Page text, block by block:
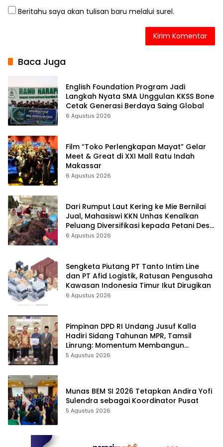
Beritahu saya akan tulisan baru melalui surel.
Baca Juga
English Foundation Program Jadi
Langkah Nyata SMA Unggulan KKSS Bone
Cetak Generasi Berdaya Saing Global
6 Agustus 2026
Film “Toko Perlengkapan Mayat” Gelar
Meet & Great di XXI Mall Ratu Indah
Makassar
6 Agustus 2026
Dari Rumput Laut Kering ke Mie Bernilai
Jual, Mahasiswi KKN Unhas Kenalkan
Peluang Diversifikasi kepada Petani Desa
Baruga
6 Agustus 2026
Sengketa Piutang PT Tanto Intim Line
dan PT Afid Logistik, Ratusan Pengusaha
Kawasan Indonesia Timur Ikut Dirugikan
6 Agustus 2026
Pimpinan DPD RI Undang Jusuf Kalla
Hadiri Sidang Tahunan MPR, Tamsil
Linrung: Momentum Membangun
Solidaritas Kepemimpinan Bangsa
5 Agustus 2026
Munas BEM SI 2026 Tetapkan Andira Yofi
Sulendra sebagai Koordinator Pusat
5 Agustus 2026